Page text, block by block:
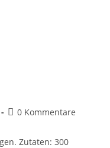
0 Kommentare
Zutaten: 300